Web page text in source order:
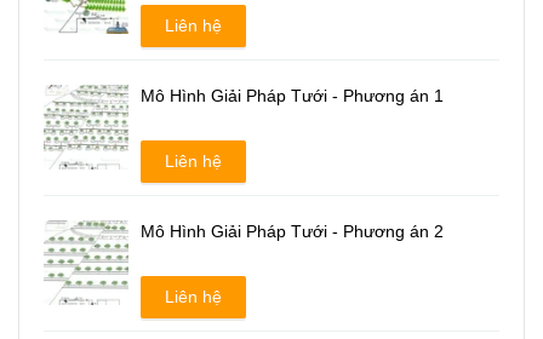
Liên hệ
Mô Hình Giải Pháp Tưới - Phương án 1
Liên hệ
Mô Hình Giải Pháp Tưới - Phương án 2
Liên hệ